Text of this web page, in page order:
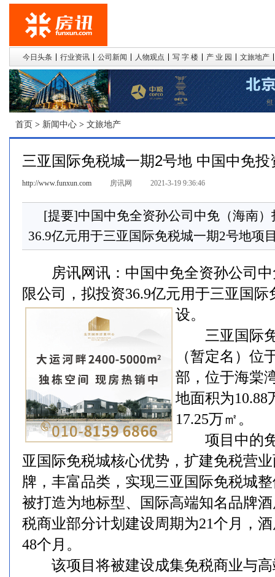
今日头条 行业资讯 公司新闻 人物观点 写 字 楼 产 业 园 文旅地产
首页 > 新闻中心 > 文旅地产
三亚国际免税城一期2号地 中国中免投
http://www.funxun.com 房讯网 2021-3-19 9:36:46
[提要]中国中免全资孙公司中免（海南
36.9亿元用于三亚国际免税城一期2号地项
房讯网讯：中国中免全资孙公司中
限公司，拟投资36.9亿元用于三亚国
设。
三亚国际免
（暂定名）位
部，位于海棠
地面积为10.88
17.25万㎡。
项目中的免
亚国际免税城核心优势，扩建免税营
牌，丰富品类，实现三亚国际免税城
被打造为地标型、国际高端知名品牌
税商业部分计划建设周期为21个月，
48个月。
该项目将被建设成集免税商业与高